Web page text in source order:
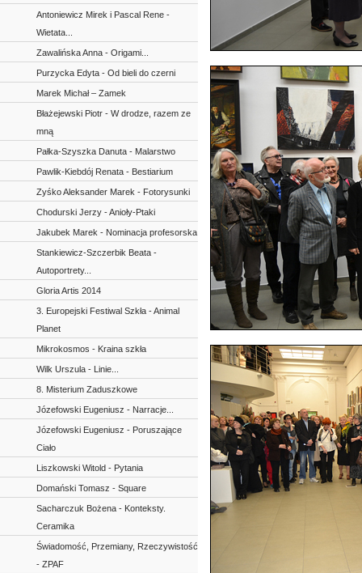
Antoniewicz Mirek i Pascal Rene -
Wietata...
Zawalińska Anna - Origami...
Purzycka Edyta - Od bieli do czerni
Marek Michał – Zamek
Błażejewski Piotr - W drodze, razem ze
mną
Pałka-Szyszka Danuta - Malarstwo
Pawlik-Kiebdój Renata - Bestiarium
Zyśko Aleksander Marek - Fotorysunki
Chodurski Jerzy - Anioły-Ptaki
Jakubek Marek - Nominacja profesorska
Stankiewicz-Szczerbik Beata -
Autoportrety...
Gloria Artis 2014
3. Europejski Festiwal Szkła - Animal
Planet
Mikrokosmos - Kraina szkła
Wilk Urszula - Linie...
8. Misterium Zaduszkowe
Józefowski Eugeniusz - Narracje...
Józefowski Eugeniusz - Poruszające
Ciało
Liszkowski Witold - Pytania
Domański Tomasz - Square
Sacharczuk Bożena - Konteksty.
Ceramika
Świadomość, Przemiany, Rzeczywistość
- ZPAF